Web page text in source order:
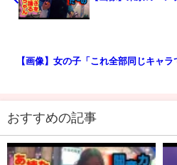
【画像】女の子「これ全部同じキャ
おすすめの記事